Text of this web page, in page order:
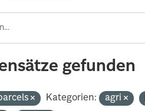
gefunden
Kategorien: agri